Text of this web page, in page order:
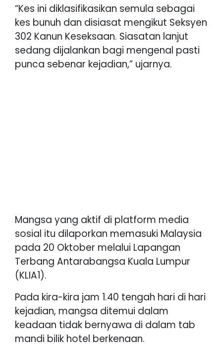
“Kes ini diklasifikasikan semula sebagai
kes bunuh dan disiasat mengikut Seksyen
302 Kanun Keseksaan. Siasatan lanjut
sedang dijalankan bagi mengenal pasti
punca sebenar kejadian,” ujarnya.
Mangsa yang aktif di platform media
sosial itu dilaporkan memasuki Malaysia
pada 20 Oktober melalui Lapangan
Terbang Antarabangsa Kuala Lumpur
(KLIA1).
Pada kira-kira jam 1.40 tengah hari di hari
kejadian, mangsa ditemui dalam
keadaan tidak bernyawa di dalam tab
mandi bilik hotel berkenaan.